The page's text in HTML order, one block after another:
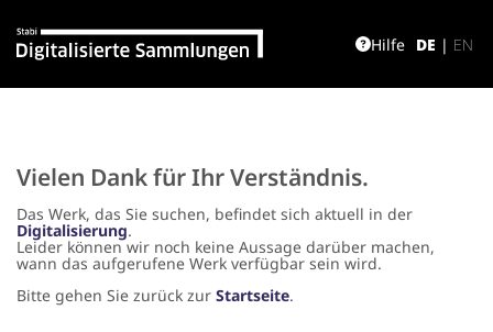
DE | EN
Hilfe
Vielen Dank für Ihr Verständnis.
Das Werk, das Sie suchen, befindet sich aktuell in der
Digitalisierung.
Leider können wir noch keine Aussage darüber machen,
wann das aufgerufene Werk verfügbar sein wird.
Bitte gehen Sie zurück zur Startseite.